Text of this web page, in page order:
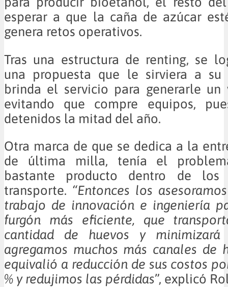
esperar a que la caña de azúcar
genera retos operativos.
Tras una estructura de renting, se
una propuesta que le sirviera a su
brinda el servicio para generarle un
evitando que compre equipos,
detenidos la mitad del año.
Otra marca de que se dedica a la
de última milla, tenía el
bastante producto dentro de los
transporte. “Entonces los
trabajo de innovación e ingeniería
furgón más eficiente, que
cantidad de huevos y minimizará
agregamos muchos más canales de
equivalió a reducción de sus costos
% y redujimos las pérdidas”, explicó